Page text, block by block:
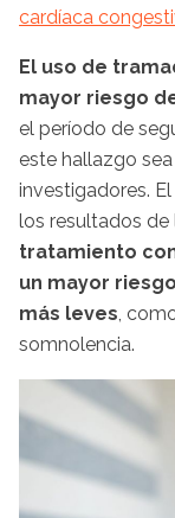
cardíaca
El uso de
mayor riesgo
el período de
este hallazgo sea
investigadores.
los resultados de
tratamiento
un mayor
más leves,
somnolencia.